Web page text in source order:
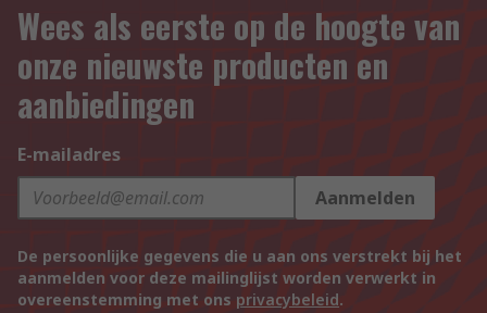
Wees als eerste op de hoogte van
onze nieuwste producten en
aanbiedingen
E-mailadres
Aanmelden
De persoonlijke gegevens die u aan ons verstrekt bij het
aanmelden voor deze mailinglijst worden verwerkt in
overeenstemming met ons privacybeleid.